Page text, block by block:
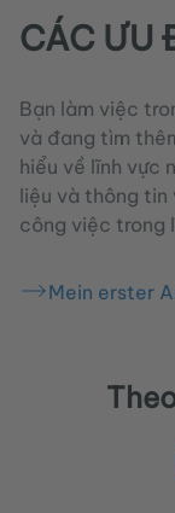
CÁC ƯU
Bạn làm việc
và đang tìm
hiểu về lĩnh vực
liệu và thông tin
công việc trong
Mein erster